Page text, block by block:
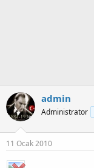
admin
Administrator
11 Ocak 2010